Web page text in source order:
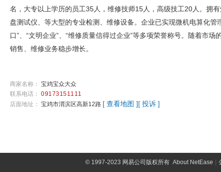
名，大专以上学历的员工35人，维修技师15人，高级技工20人。拥
盘测试仪、等大型的专业检测、维修设备。企业已实现微机电算化
口”、“文明企业”、“维修质量信得过企业”等多项荣誉称号。随着市
销售、维修业务稳步增长。
商家名称： 宝鸡宝众大众
联系电话： 09173151111
店面地址： 宝鸡市渭滨区高新12路 [ 查看地图 ][ 投诉 ]
©1997-2023 网易公司版权所有 About NetEase